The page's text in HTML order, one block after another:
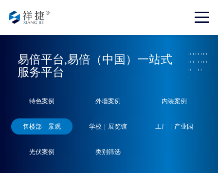
易倍平台,易倍（中国）一站式
服务平台
特色案例 外墙案例 内装案例
售楼部｜景观 学校｜展览馆 工厂｜产业园
光伏案例 类别筛选